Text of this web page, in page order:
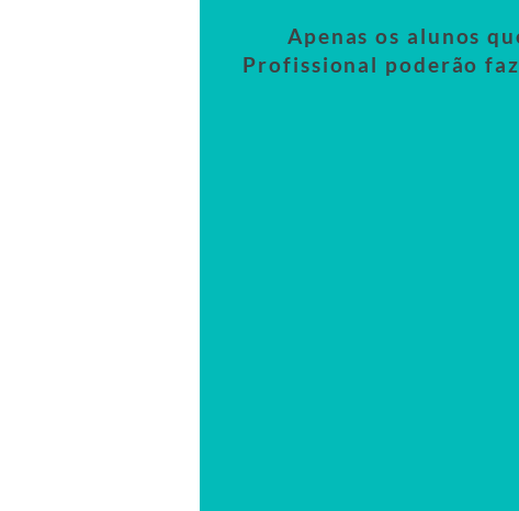
Apenas os alunos
Profissional poderão